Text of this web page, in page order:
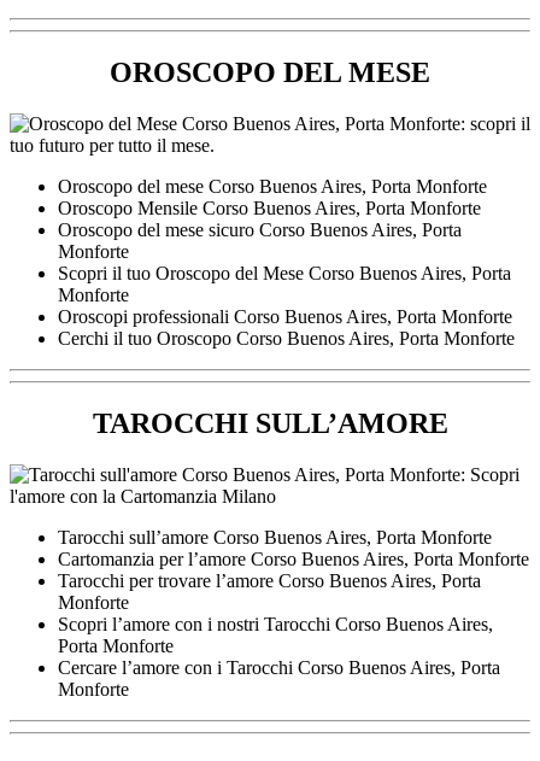
OROSCOPO DEL MESE
Oroscopo del mese ​Corso Buenos Aires,​ Porta Monforte
Oroscopo Mensile ​Corso Buenos Aires,​ Porta Monforte
Oroscopo del mese sicuro ​Corso Buenos Aires,​ Porta
Monforte
Scopri il tuo Oroscopo del Mese ​Corso Buenos Aires,​ Porta
Monforte
Oroscopi professionali ​Corso Buenos Aires,​ Porta Monforte
Cerchi il tuo Oroscopo ​Corso Buenos Aires,​ Porta Monforte
TAROCCHI SULL’AMORE
Tarocchi sull’amore ​Corso Buenos Aires,​ Porta Monforte
Cartomanzia per l’amore ​Corso Buenos Aires,​ Porta Monforte
Tarocchi per trovare l’amore ​Corso Buenos Aires,​ Porta
Monforte
Scopri l’amore con i nostri Tarocchi ​Corso Buenos Aires,​
Porta Monforte
Cercare l’amore con i Tarocchi ​Corso Buenos Aires,​ Porta
Monforte